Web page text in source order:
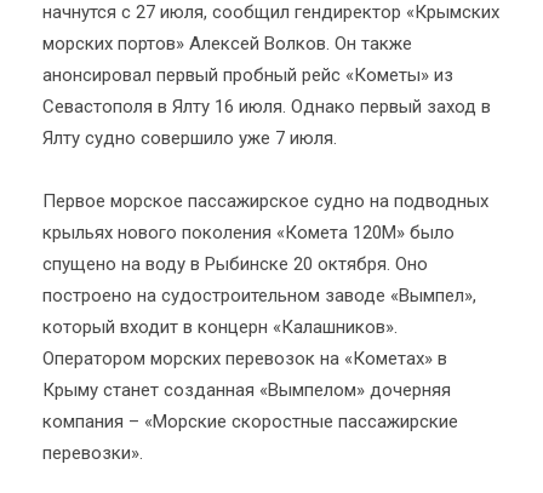
начнутся с 27 июля, сообщил гендиректор «Крымских
морских портов» Алексей Волков. Он также
анонсировал первый пробный рейс «Кометы» из
Севастополя в Ялту 16 июля. Однако первый заход в
Ялту судно совершило уже 7 июля.
Первое морское пассажирское судно на подводных
крыльях нового поколения «Комета 120М» было
спущено на воду в Рыбинске 20 октября. Оно
построено на судостроительном заводе «Вымпел»,
который входит в концерн «Калашников».
Оператором морских перевозок на «Кометах» в
Крыму станет созданная «Вымпелом» дочерняя
компания – «Морские скоростные пассажирские
перевозки».